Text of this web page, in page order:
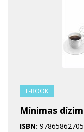
E-BOOK
Mínimas
ISBN: